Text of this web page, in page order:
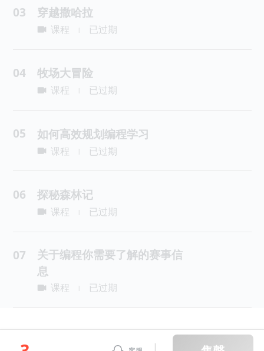
03 穿越撒哈拉
课程 已过期
04 牧场大冒险
课程 已过期
05 如何高效规划编程学习
课程 已过期
06 探秘森林记
课程 已过期
07
关于编程你需要了解的赛事信
息
课程 已过期